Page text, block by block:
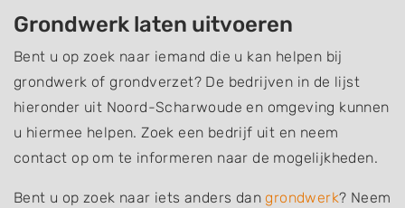
Grondwerk laten uitvoeren
Bent u op zoek naar iemand die u kan helpen bij
grondwerk of grondverzet? De bedrijven in de lijst
hieronder uit Noord-Scharwoude en omgeving kunnen
u hiermee helpen. Zoek een bedrijf uit en neem
contact op om te informeren naar de mogelijkheden.
Bent u op zoek naar iets anders dangrondwerk? Neem